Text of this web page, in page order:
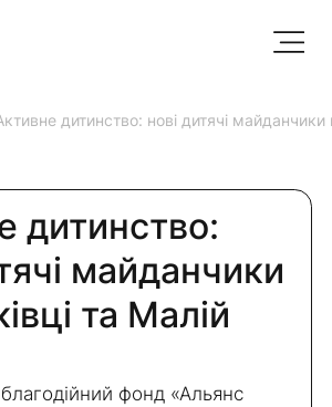
дитинство: нові дитячі майданчики
дитинство:
майданчики
та Малій
фонд «Альянс